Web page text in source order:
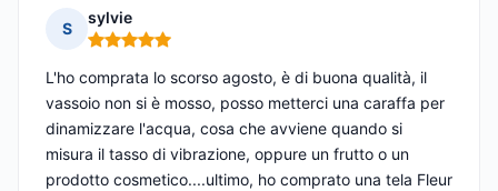
S
sylvie
Nota: 5 su 5
L'ho comprata lo scorso agosto, è di buona qualità, il
vassoio non si è mosso, posso metterci una caraffa per
dinamizzare l'acqua, cosa che avviene quando si
misura il tasso di vibrazione, oppure un frutto o un
prodotto cosmetico....ultimo, ho comprato una tela Fleur